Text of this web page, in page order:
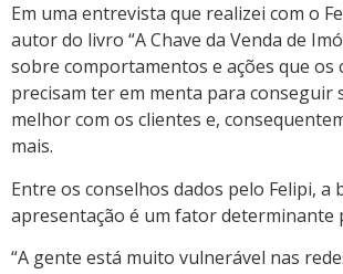
Em uma entrevista que realizei com o
autor do livro “A Chave da Venda de
sobre comportamentos e ações que os
precisam ter em menta para conseguir
melhor com os clientes e,
mais.
Entre os conselhos dados pelo Felipi, a
apresentação é um fator determinante
“A gente está muito vulnerável nas